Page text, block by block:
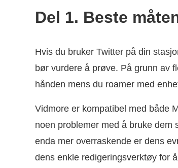
Del 1. Beste
Hvis du bruker Twitter på din
bør vurdere å prøve. På grunn av
hånden mens du roamer med
Vidmore er kompatibel med både
noen problemer med å bruke dem
enda mer overraskende er dens
dens enkle redigeringsverktøy for